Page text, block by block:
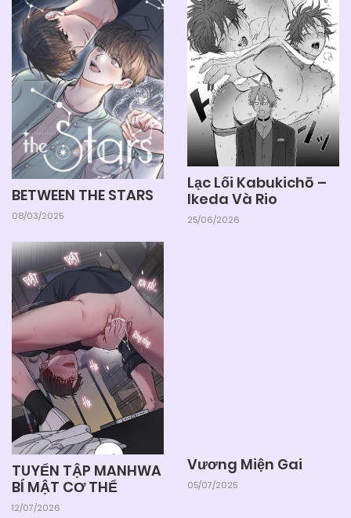
BETWEEN THE STARS
08/03/2025
Lạc Lối Kabukichō –
Ikeda Và Rio
25/06/2026
TUYỂN TẬP MANHWA
BÍ MẬT CƠ THỂ
12/07/2026
Vương Miện Gai
05/07/2025